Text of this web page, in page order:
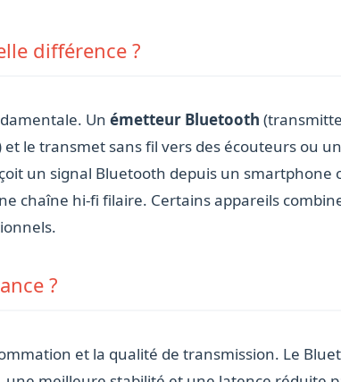
différence ?
Un émetteur Bluetooth
le transmet sans fil vers des écouteurs ou
un signal Bluetooth depuis un
chaîne hi-fi filaire. Certains appareils
?
et la qualité de transmission. Le